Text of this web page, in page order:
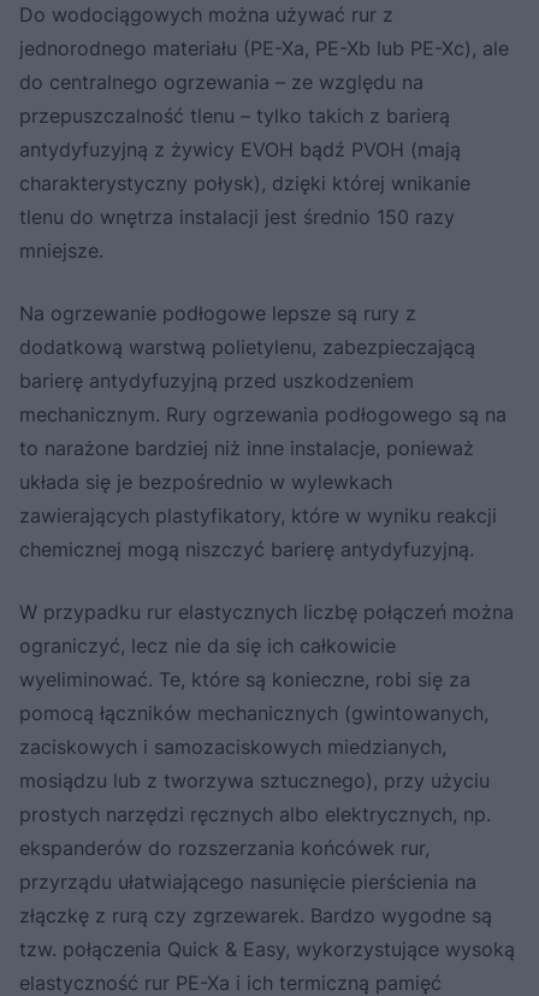
Do wodociągowych można używać rur z
jednorodnego materiału (PE-Xa, PE-Xb lub PE-Xc), ale
do centralnego ogrzewania – ze względu na
przepuszczalność tlenu – tylko takich z barierą
antydyfuzyjną z żywicy EVOH bądź PVOH (mają
charakterystyczny połysk), dzięki której wnikanie
tlenu do wnętrza instalacji jest średnio 150 razy
mniejsze.
Na ogrzewanie podłogowe lepsze są rury z
dodatkową warstwą polietylenu, zabezpieczającą
barierę antydyfuzyjną przed uszkodzeniem
mechanicznym. Rury ogrzewania podłogowego są na
to narażone bardziej niż inne instalacje, ponieważ
układa się je bezpośrednio w wylewkach
zawierających plastyfikatory, które w wyniku reakcji
chemicznej mogą niszczyć barierę antydyfuzyjną.
W przypadku rur elastycznych liczbę połączeń można
ograniczyć, lecz nie da się ich całkowicie
wyeliminować. Te, które są konieczne, robi się za
pomocą łączników mechanicznych (gwintowanych,
zaciskowych i samozaciskowych miedzianych,
mosiądzu lub z tworzywa sztucznego), przy użyciu
prostych narzędzi ręcznych albo elektrycznych, np.
ekspanderów do rozszerzania końcówek rur,
przyrządu ułatwiającego nasunięcie pierścienia na
złączkę z rurą czy zgrzewarek. Bardzo wygodne są
tzw. połączenia Quick & Easy, wykorzystujące wysoką
elastyczność rur PE-Xa i ich termiczną pamięć